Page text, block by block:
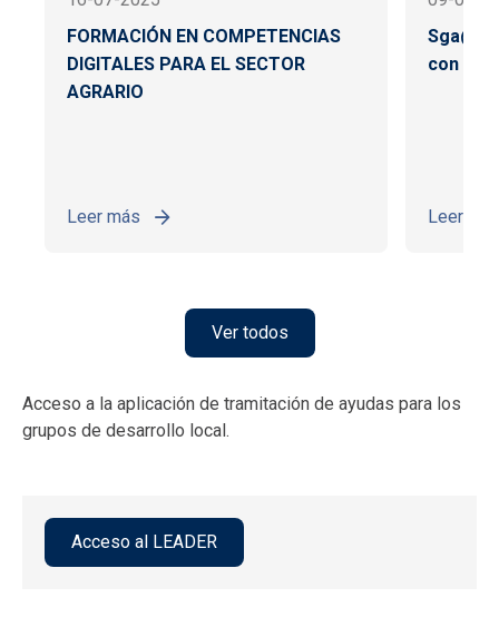
FORMACIÓN EN COMPETENCIAS
DIGITALES PARA EL SECTOR
AGRARIO
Leer más
con el
Leer
Ver todos
Acceso a la aplicación de tramitación de ayudas para los
grupos de desarrollo local.
Acceso al LEADER